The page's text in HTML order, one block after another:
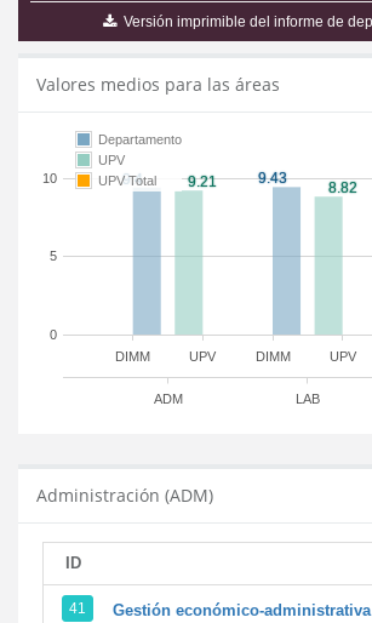
Versión imprimible del informe de
Valores medios para las áreas
DIMM DIMM
UPV UPV
ADM LAB
0
5
10
Departamento
UPV
UPV Total
Administración (ADM)
ID
41 Gestión económico-